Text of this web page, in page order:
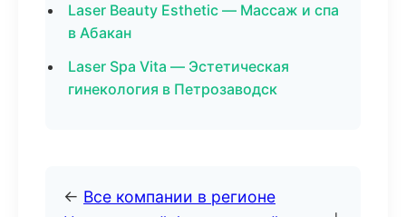
Laser Beauty Esthetic — Массаж и спа
в Абакан
Laser Spa Vita — Эстетическая
гинекология в Петрозаводск
← Все компании в регионе